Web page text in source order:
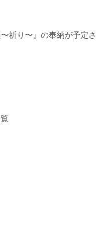
祈り〜』の奉納が予定